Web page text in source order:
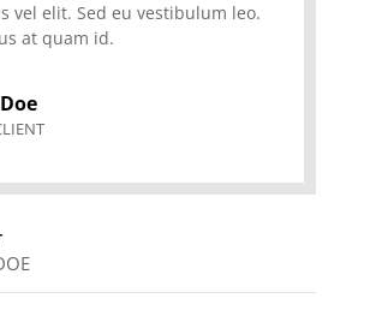
vel elit. Sed eu vestibulum leo.
at quam id.